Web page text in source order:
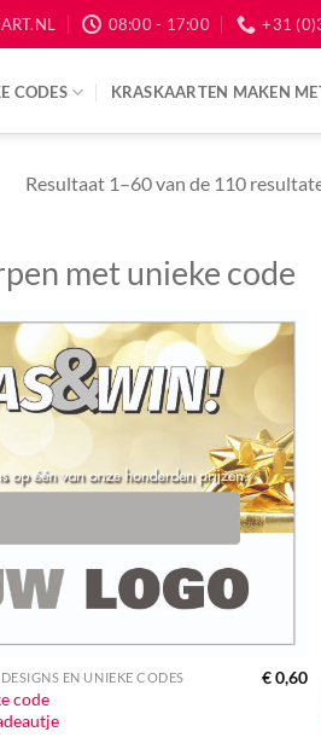
08:00 - 17:00 +31
CODES KRASKAARTEN MAKEN
Resultaat 1–60 van de 110
met unieke code
EN UNIEKE CODES
code
€0,60